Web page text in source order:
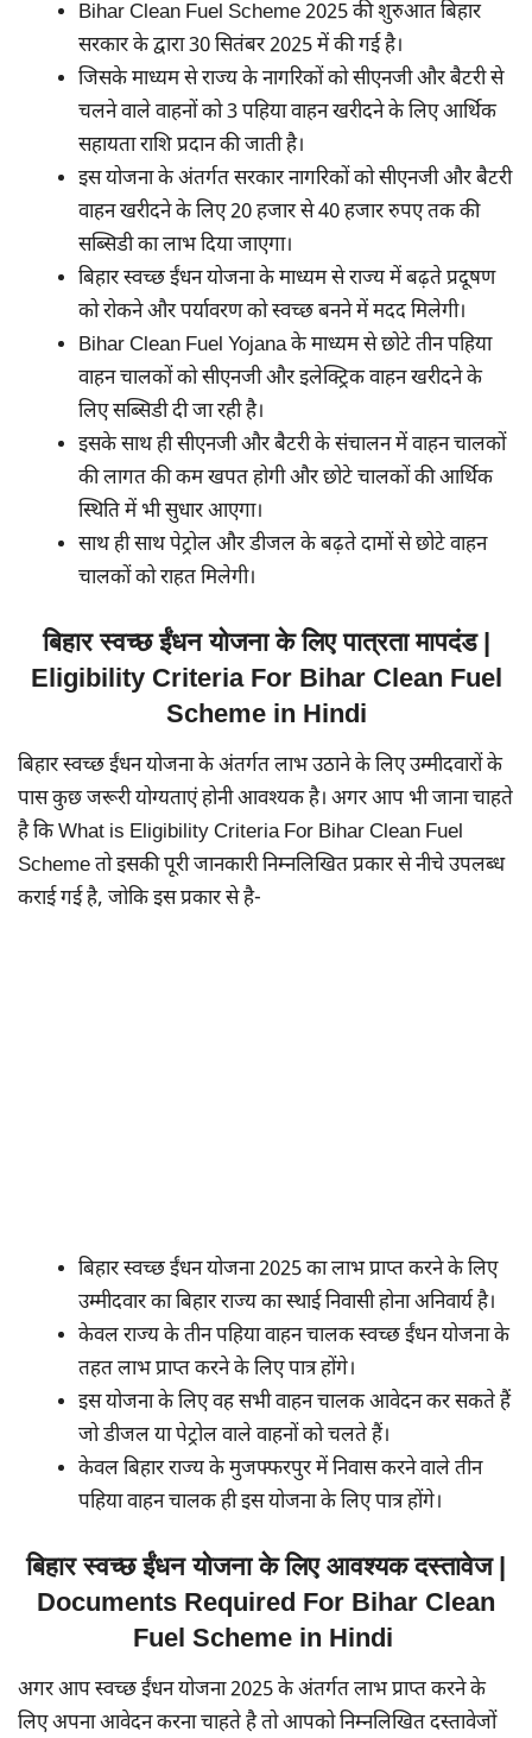
Bihar Clean Fuel Scheme 2025 की शुरुआत बिहार
सरकार के द्वारा 30 सितंबर 2025 में की गई है।
जिसके माध्यम से राज्य के नागरिकों कोसीएनजी और बैटरी से
चलने वाले वाहनों को 3 पहिया वाहन खरीदने के लिए आर्थिक
सहायता राशि प्रदान की जाती है।
इस योजना के अंतर्गत सरकार नागरिकों को सीएनजी और बैटरी
वाहन खरीदने के लिए 20 हजार से 40 हजार रुपए तक की
सब्सिडी का लाभ दिया जाएगा।
बिहार स्वच्छ ईंधन योजना के माध्यम से राज्य में बढ़ते प्रदूषण
को रोकने और पर्यावरण को स्वच्छ बनने में मदद मिलेगी।
Bihar Clean Fuel Yojana के माध्यम से छोटे तीन पहिया
वाहन चालकों को सीएनजी और इलेक्ट्रिक वाहन खरीदने के
लिए सब्सिडी दी जा रही है।
इसके साथ ही सीएनजी और बैटरी के संचालन में वाहन चालकों
की लागत की कम खपत होगी और छोटे चालकों की आर्थिक
स्थिति में भी सुधार आएगा।
साथ ही साथ पेट्रोल और डीजल के बढ़ते दामों से छोटे वाहन
चालकों को राहत मिलेगी।
बिहार स्वच्छ ईंधन योजना के लिए पात्रता मापदंड |
Eligibility Criteria For Bihar Clean Fuel
Scheme in Hindi
बिहार स्वच्छ ईंधन योजना के अंतर्गत लाभ उठाने के लिए उम्मीदवारों के
पास कुछ जरूरी योग्यताएं होनी आवश्यक है। अगर आप भी जाना चाहते
है कि What is Eligibility Criteria For Bihar Clean Fuel
Scheme तो इसकी पूरी जानकारी निम्नलिखित प्रकार से नीचे उपलब्ध
कराई गई है, जोकि इस प्रकार से है-
बिहार स्वच्छ ईंधन योजना 2025 का लाभ प्राप्त करने के लिए
उम्मीदवार का बिहार राज्य का स्थाई निवासी होना अनिवार्य है।
केवल राज्य के तीन पहिया वाहन चालक स्वच्छ ईंधन योजना के
तहत लाभ प्राप्त करने के लिए पात्र होंगे।
इस योजना के लिए वह सभी वाहन चालक आवेदन कर सकते हैं
जो डीजल या पेट्रोल वाले वाहनों को चलते हैं।
केवल बिहार राज्य के मुजफ्फरपुर में निवास करने वाले तीन
पहिया वाहन चालक ही इस योजना के लिए पात्र होंगे।
बिहार स्वच्छ ईंधन योजना के लिए आवश्यक दस्तावेज |
Documents Required For Bihar Clean
Fuel Scheme in Hindi
अगर आप स्वच्छ ईंधन योजना 2025 के अंतर्गत लाभ प्राप्त करने के
लिए अपना आवेदन करना चाहते है तो आपको निम्नलिखित दस्तावेजों